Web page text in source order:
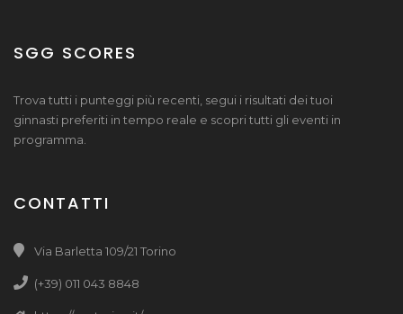
SGG SCORES
Trova tutti i punteggi più recenti, segui i risultati dei tuoi
ginnasti preferiti in tempo reale e scopri tutti gli eventi in
programma.
CONTATTI
Via Barletta 109/21 Torino
(+39) 011 043 8848